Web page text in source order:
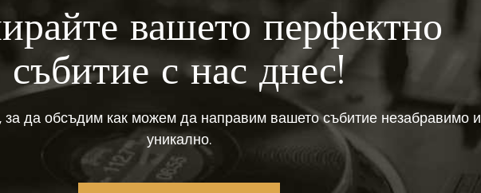
вашето перфектно
събитие с нас днес!
за да обсъдим как можем да направим вашето събитие незабравимо и
уникално.